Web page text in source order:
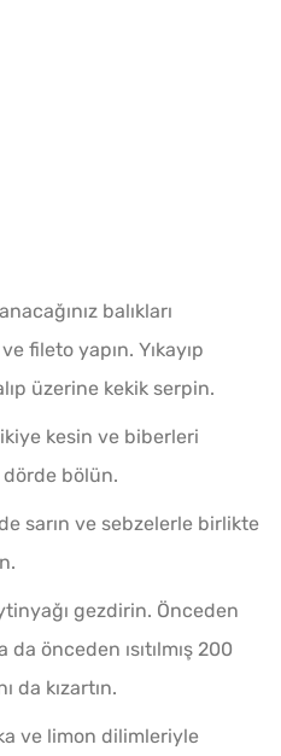
balıkları
fileto yapın. Yıkayıp
üzerine kekik serpin.
kesin ve biberleri
bölün.
sarın ve sebzelerle birlikte
gezdirin. Önceden
da önceden ısıtılmış 200
da kızartın.
ve limon dilimleriyle